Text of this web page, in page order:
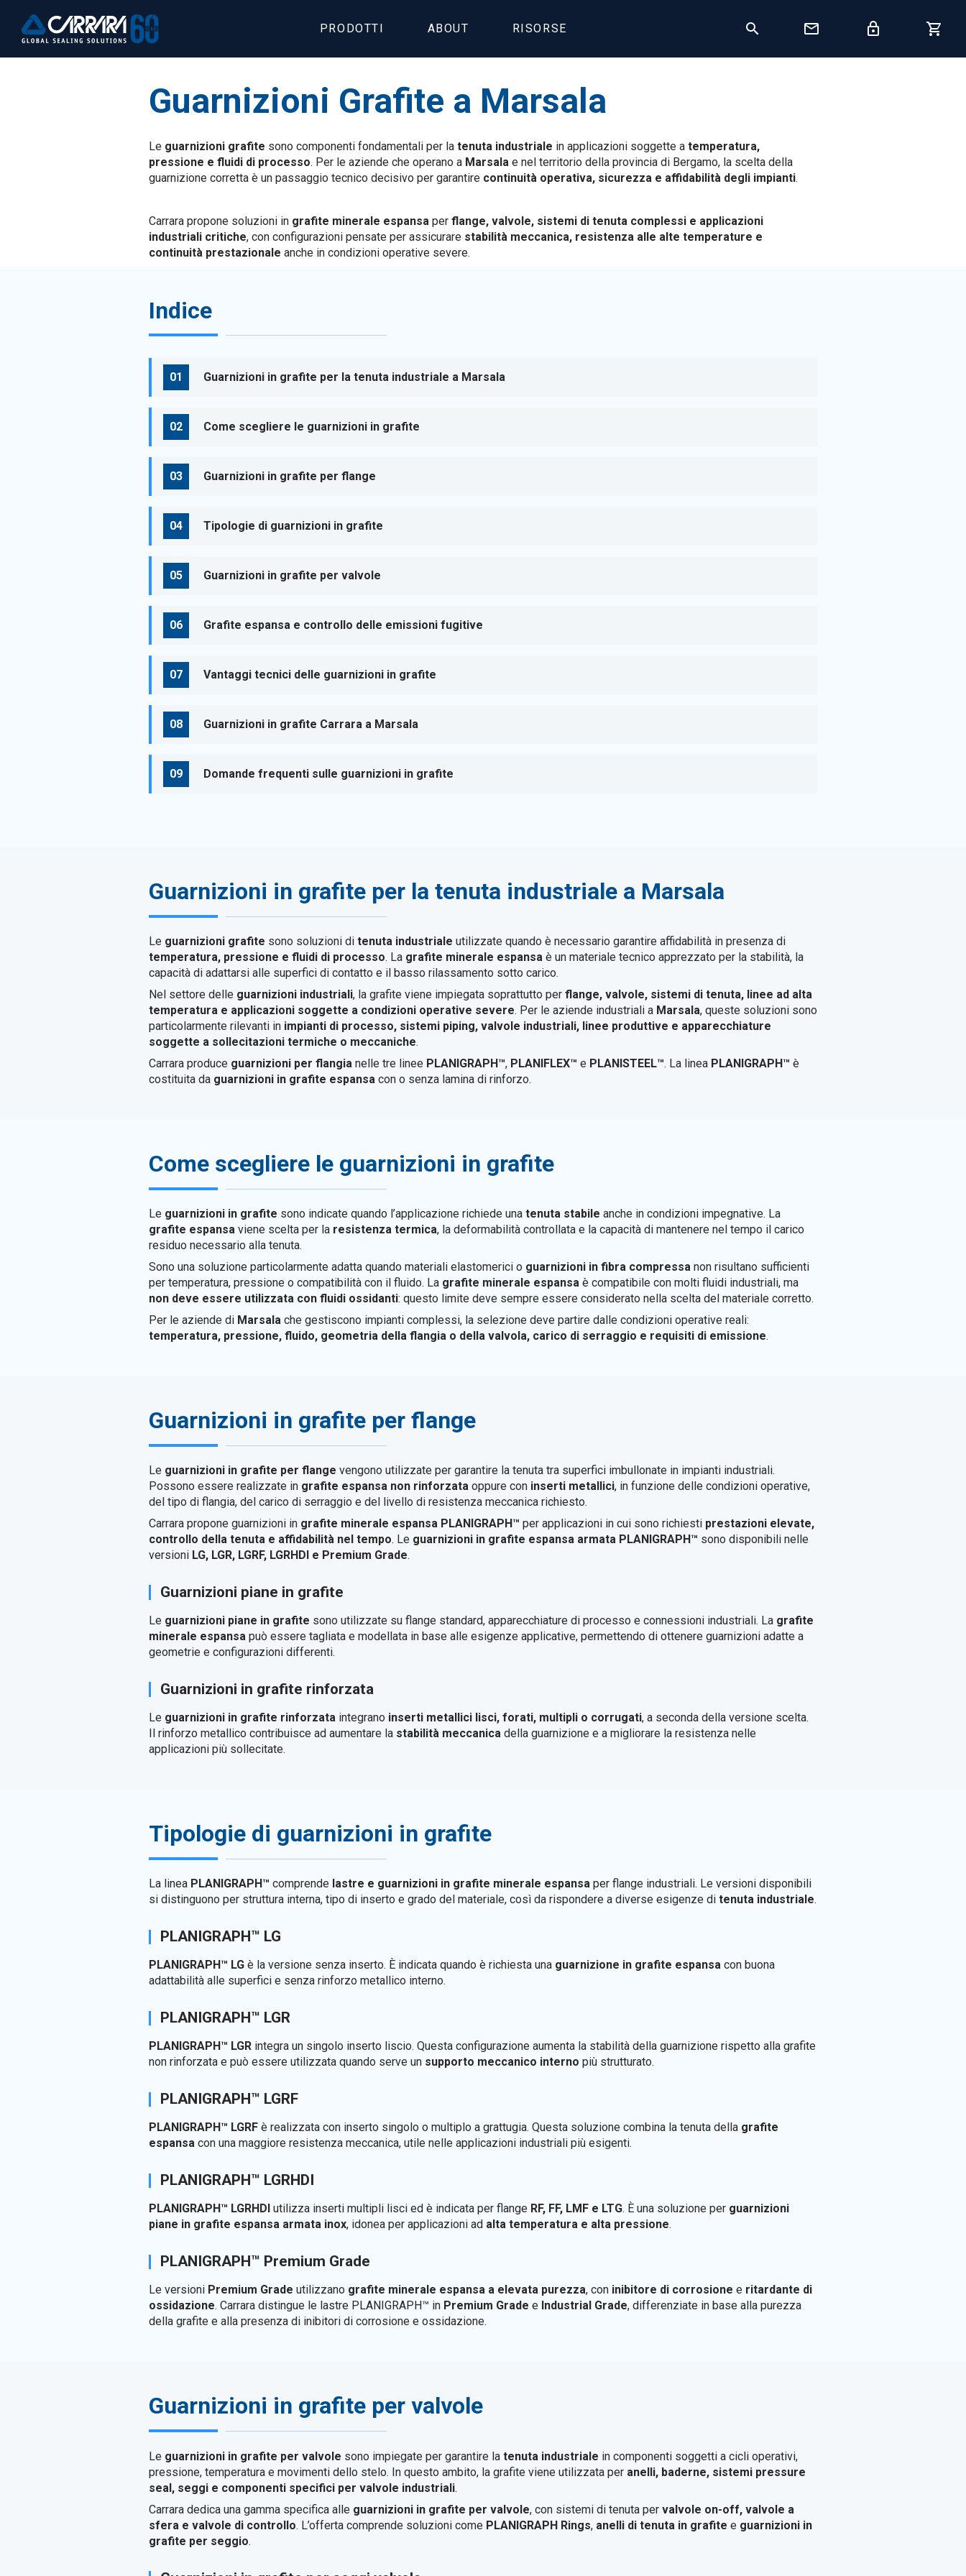
PRODOTTI ABOUT RISORSE
Guarnizioni Grafite a Marsala
Le guarnizioni grafite sono componenti fondamentali per la tenuta industriale in applicazioni soggette a temperatura,
pressione e fluidi di processo. Per le aziende che operano a Marsala e nel territorio della provincia di Bergamo, la scelta della
guarnizione corretta è un passaggio tecnico decisivo per garantire continuità operativa, sicurezza e affidabilità degli impianti.
Carrara propone soluzioni in grafite minerale espansa per flange, valvole, sistemi di tenuta complessi e applicazioni
industriali critiche, con configurazioni pensate per assicurare stabilità meccanica, resistenza alle alte temperature e
continuità prestazionale anche in condizioni operative severe.
Indice
Guarnizioni in grafite per la tenuta industriale a Marsala
Come scegliere le guarnizioni in grafite
Guarnizioni in grafite per flange
Tipologie di guarnizioni in grafite
Guarnizioni in grafite per valvole
Grafite espansa e controllo delle emissioni fugitive
Vantaggi tecnici delle guarnizioni in grafite
Guarnizioni in grafite Carrara a Marsala
Domande frequenti sulle guarnizioni in grafite
Guarnizioni in grafite per la tenuta industriale a Marsala
Le guarnizioni grafite sono soluzioni di tenuta industriale utilizzate quando è necessario garantire affidabilità in presenza di
temperatura, pressione e fluidi di processo. La grafite minerale espansa è un materiale tecnico apprezzato per la stabilità, la
capacità di adattarsi alle superfici di contatto e il basso rilassamento sotto carico.
Nel settore delle guarnizioni industriali, la grafite viene impiegata soprattutto per flange, valvole, sistemi di tenuta, linee ad alta
temperatura e applicazioni soggette a condizioni operative severe. Per le aziende industriali a Marsala, queste soluzioni sono
particolarmente rilevanti in impianti di processo, sistemi piping, valvole industriali, linee produttive e apparecchiature
soggette a sollecitazioni termiche o meccaniche.
Carrara produce guarnizioni per flangia nelle tre linee PLANIGRAPH™, PLANIFLEX™ e PLANISTEEL™. La linea PLANIGRAPH™ è
costituita da guarnizioni in grafite espansa con o senza lamina di rinforzo.
Come scegliere le guarnizioni in grafite
Le guarnizioni in grafite sono indicate quando l’applicazione richiede una tenuta stabile anche in condizioni impegnative. La
grafite espansa viene scelta per la resistenza termica, la deformabilità controllata e la capacità di mantenere nel tempo il carico
residuo necessario alla tenuta.
Sono una soluzione particolarmente adatta quando materiali elastomerici o guarnizioni in fibra compressa non risultano sufficienti
per temperatura, pressione o compatibilità con il fluido. La grafite minerale espansa è compatibile con molti fluidi industriali, ma
non deve essere utilizzata con fluidi ossidanti: questo limite deve sempre essere considerato nella scelta del materiale corretto.
Per le aziende di Marsala che gestiscono impianti complessi, la selezione deve partire dalle condizioni operative reali:
temperatura, pressione, fluido, geometria della flangia o della valvola, carico di serraggio e requisiti di emissione.
Guarnizioni in grafite per flange
Le guarnizioni in grafite per flange vengono utilizzate per garantire la tenuta tra superfici imbullonate in impianti industriali.
Possono essere realizzate in grafite espansa non rinforzata oppure con inserti metallici, in funzione delle condizioni operative,
del tipo di flangia, del carico di serraggio e del livello di resistenza meccanica richiesto.
Carrara propone guarnizioni in grafite minerale espansa PLANIGRAPH™ per applicazioni in cui sono richiesti prestazioni elevate,
controllo della tenuta e affidabilità nel tempo. Le guarnizioni in grafite espansa armata PLANIGRAPH™ sono disponibili nelle
versioni LG, LGR, LGRF, LGRHDI e Premium Grade.
Guarnizioni piane in grafite
Le guarnizioni piane in grafite sono utilizzate su flange standard, apparecchiature di processo e connessioni industriali. La grafite
minerale espansa può essere tagliata e modellata in base alle esigenze applicative, permettendo di ottenere guarnizioni adatte a
geometrie e configurazioni differenti.
Guarnizioni in grafite rinforzata
Le guarnizioni in grafite rinforzata integrano inserti metallici lisci, forati, multipli o corrugati, a seconda della versione scelta.
Il rinforzo metallico contribuisce ad aumentare la stabilità meccanica della guarnizione e a migliorare la resistenza nelle
applicazioni più sollecitate.
Tipologie di guarnizioni in grafite
La linea PLANIGRAPH™ comprende lastre e guarnizioni in grafite minerale espansa per flange industriali. Le versioni disponibili
si distinguono per struttura interna, tipo di inserto e grado del materiale, così da rispondere a diverse esigenze di tenuta industriale.
PLANIGRAPH™ LG
PLANIGRAPH™ LG è la versione senza inserto. È indicata quando è richiesta una guarnizione in grafite espansa con buona
adattabilità alle superfici e senza rinforzo metallico interno.
PLANIGRAPH™ LGR
PLANIGRAPH™ LGR integra un singolo inserto liscio. Questa configurazione aumenta la stabilità della guarnizione rispetto alla grafite
non rinforzata e può essere utilizzata quando serve un supporto meccanico interno più strutturato.
PLANIGRAPH™ LGRF
PLANIGRAPH™ LGRF è realizzata con inserto singolo o multiplo a grattugia. Questa soluzione combina la tenuta della grafite
espansa con una maggiore resistenza meccanica, utile nelle applicazioni industriali più esigenti.
PLANIGRAPH™ LGRHDI
PLANIGRAPH™ LGRHDI utilizza inserti multipli lisci ed è indicata per flange RF, FF, LMF e LTG. È una soluzione per guarnizioni
piane in grafite espansa armata inox, idonea per applicazioni ad alta temperatura e alta pressione.
PLANIGRAPH™ Premium Grade
Le versioni Premium Grade utilizzano grafite minerale espansa a elevata purezza, con inibitore di corrosione e ritardante di
ossidazione. Carrara distingue le lastre PLANIGRAPH™ in Premium Grade e Industrial Grade, differenziate in base alla purezza
della grafite e alla presenza di inibitori di corrosione e ossidazione.
Guarnizioni in grafite per valvole
Le guarnizioni in grafite per valvole sono impiegate per garantire la tenuta industriale in componenti soggetti a cicli operativi,
pressione, temperatura e movimenti dello stelo. In questo ambito, la grafite viene utilizzata per anelli, baderne, sistemi pressure
seal, seggi e componenti specifici per valvole industriali.
Carrara dedica una gamma specifica alle guarnizioni in grafite per valvole, con sistemi di tenuta per valvole on-off, valvole a
sfera e valvole di controllo. L’offerta comprende soluzioni come PLANIGRAPH Rings, anelli di tenuta in grafite e guarnizioni in
grafite per seggio.